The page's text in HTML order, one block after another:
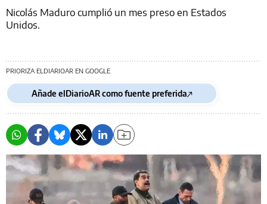
Nicolás Maduro cumplió un mes preso en Estados
Unidos.
PRIORIZA ELDIARIOAR EN GOOGLE
Añade elDiarioAR como fuente preferida